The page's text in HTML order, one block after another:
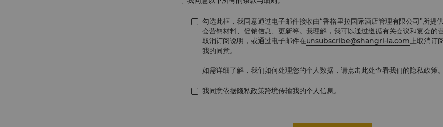
勾选此框，我同意通过电子邮件接收由“香格里拉国际酒店管理有限公司”所提
会营销材料、促销信息、更新等。我理解，我可以通过遵循有关会议和宴会的
取消订阅说明，或通过电子邮件在unsubscribe@shangri-la.com上取消订
我的同意。
如需详细了解，我们如何处理您的个人数据，请点击此处查看我们的隐私政策。
我同意依据隐私政策跨境传输我的个人信息。